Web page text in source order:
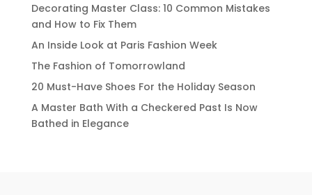
Decorating Master Class: 10 Common Mistakes
and How to Fix Them
An Inside Look at Paris Fashion Week
The Fashion of Tomorrowland
20 Must-Have Shoes For the Holiday Season
A Master Bath With a Checkered Past Is Now
Bathed in Elegance